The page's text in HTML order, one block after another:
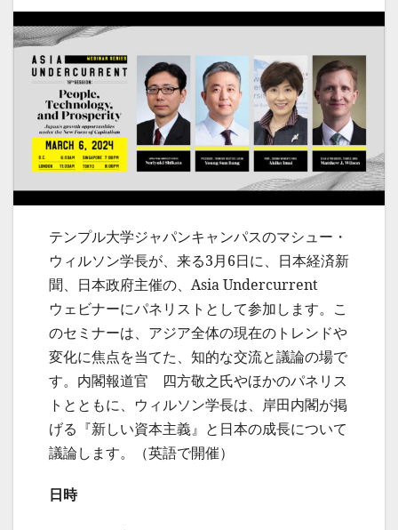
テンプル大学ジャパンキャンパスのマシュー・
ウィルソン学長が、来る3月6日に、日本経済新
聞、日本政府主催の、Asia Undercurrent
ウェビナーにパネリストとして参加します。こ
のセミナーは、アジア全体の現在のトレンドや
変化に焦点を当てた、知的な交流と議論の場で
す。内閣報道官 四方敬之氏やほかのパネリス
トとともに、ウィルソン学長は、岸田内閣が掲
げる『新しい資本主義』と日本の成長について
議論します。（英語で開催）
日時